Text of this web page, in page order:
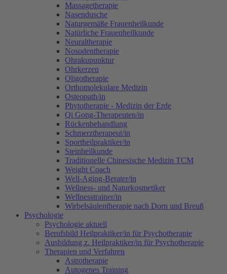
Massagetherapie
Nasendusche
Naturgemäße Frauenheilkunde
Natürliche Frauenheilkunde
Neuraltherapie
Nosodentherapie
Ohrakupunktur
Ohrkerzen
Oligotherapie
Orthomolekulare Medizin
Osteopath/in
Phytotherapie - Medizin der Erde
Qi Gong-Therapeuten/in
Rückenbehandlung
Schmerztherapeut/in
Sportheilpraktiker/in
Steinheilkunde
Traditionelle Chinesische Medizin TCM
Weight Coach
Well-Aging-Berater/in
Wellness- und Naturkosmetiker
Wellnesstrainer/in
Wirbelsäulentherapie nach Dorn und Breuß
Psychologie
Psychologie aktuell
Berufsbild Heilpraktiker/in für Psychotherapie
Ausbildung z. Heilpraktiker/in für Psychotherapie
Therapien und Verfahren
Astrotherapie
Autogenes Training